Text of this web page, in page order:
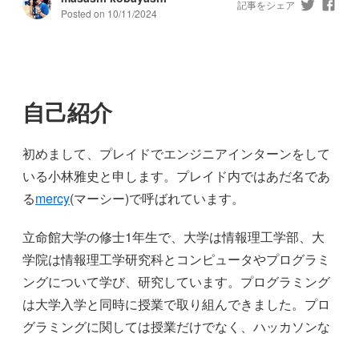
Posted on 10/11/2024
記事をシェア
自己紹介
初めまして、プレイドでエンジニアインターンをして
いる小林雅史と申します。プレイド内ではあだ名であ
るmercy(マーシー)で呼ばれています。
立命館大学の修士1年生で、大学は情報理工学部、大
学院は情報理工学研究科とコンピュータやプログラミ
ングについて学び、研究しています。プログラミング
は大学入学と同時に授業で取り組んできました。プロ
グラミングに関しては授業だけでなく、ハッカソンな